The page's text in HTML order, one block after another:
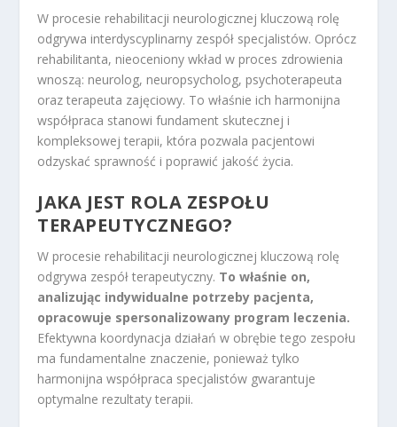
W procesie rehabilitacji neurologicznej kluczową rolę
odgrywa interdyscyplinarny zespół specjalistów. Oprócz
rehabilitanta, nieoceniony wkład w proces zdrowienia
wnoszą: neurolog, neuropsycholog, psychoterapeuta
oraz terapeuta zajęciowy. To właśnie ich harmonijna
współpraca stanowi fundament skutecznej i
kompleksowej terapii, która pozwala pacjentowi
odzyskać sprawność i poprawić jakość życia.
JAKA JEST ROLA ZESPOŁU
TERAPEUTYCZNEGO?
W procesie rehabilitacji neurologicznej kluczową rolę
odgrywa zespół terapeutyczny. To właśnie on,
analizując indywidualne potrzeby pacjenta,
opracowuje spersonalizowany program leczenia.
Efektywna koordynacja działań w obrębie tego zespołu
ma fundamentalne znaczenie, ponieważ tylko
harmonijna współpraca specjalistów gwarantuje
optymalne rezultaty terapii.